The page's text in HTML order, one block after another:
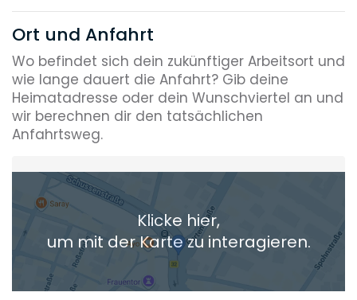
Ort und Anfahrt
Wo befindet sich dein zukünftiger Arbeitsort und
wie lange dauert die Anfahrt? Gib deine
Heimatadresse oder dein Wunschviertel an und
wir berechnen dir den tatsächlichen
Anfahrtsweg.
Heimatadresse oder Wunschort
+ Aktuellen Standort hinzufügen
Die berechneten Anreisezeiten basieren auf den
Verkehrsdaten eines typischen Dienstag morgens um 8:30.
Klicke hier,
um mit der Karte zu interagieren.